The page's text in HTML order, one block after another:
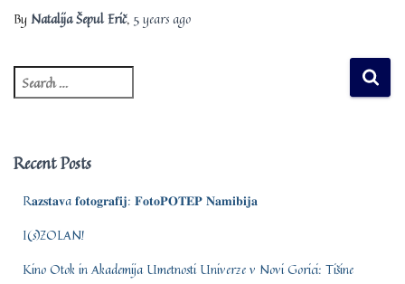
ByNatalija Šepul Erič, 5 yearsago
e
c
h
Recent Posts
R𝐚𝐳𝐬𝐭𝐚𝐯a 𝐟𝐨𝐭𝐨𝐠𝐫𝐚𝐟𝐢𝐣: 𝐅𝐨𝐭𝐨𝐏𝐎𝐓𝐄𝐏 𝐍𝐚𝐦𝐢𝐛𝐢𝐣𝐚
I(s)ZOLAN!
Kino Otok in Akademija Umetnosti Univerze v Novi Gorici: Tišine